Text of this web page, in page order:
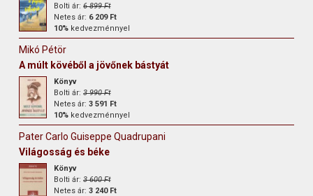
Bolti ár:6 899 Ft
Netes ár: 6 209 Ft
10% kedvezménnyel
Mikó Pétör
A múlt kövéből a jövőnek bástyát
Könyv
Bolti ár:3 990 Ft
Netes ár:3 591 Ft
10% kedvezménnyel
Pater Carlo Guiseppe Quadrupani
Világosság és béke
Könyv
Bolti ár:3 600 Ft
Netes ár:3 240 Ft